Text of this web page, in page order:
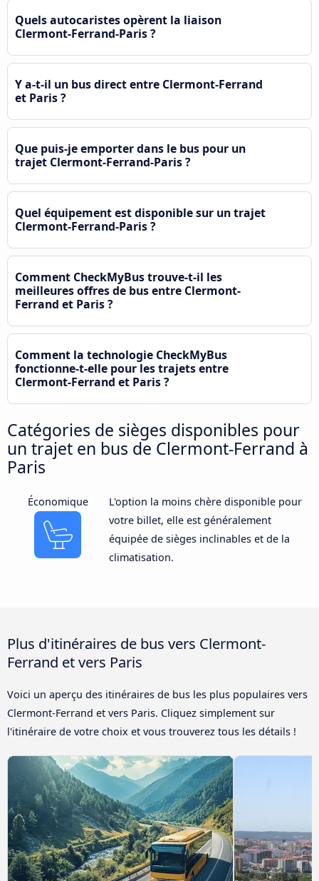
Quels autocaristes opèrent la liaison
Clermont-Ferrand-Paris ?
Y a-t-il un bus direct entre Clermont-Ferrand
et Paris ?
Que puis-je emporter dans le bus pour un
trajet Clermont-Ferrand-Paris ?
Quel équipement est disponible sur un trajet
Clermont-Ferrand-Paris ?
Comment CheckMyBus trouve-t-il les
meilleures offres de bus entre Clermont-
Ferrand et Paris ?
Comment la technologie CheckMyBus
fonctionne-t-elle pour les trajets entre
Clermont-Ferrand et Paris ?
Catégories de sièges disponibles pour
un trajet en bus de Clermont-Ferrand à
Paris
Économique
L'option la moins chère disponible pour
votre billet, elle est généralement
équipée de sièges inclinables et de la
climatisation.
Plus d'itinéraires de bus vers Clermont-
Ferrand et vers Paris
Voici un aperçu des itinéraires de bus les plus populaires vers
Clermont-Ferrand et vers Paris. Cliquez simplement sur
l'itinéraire de votre choix et vous trouverez tous les détails !